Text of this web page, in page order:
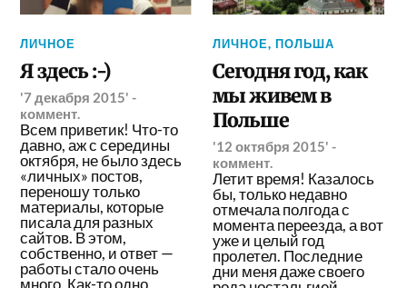
ЛИЧНОЕ
Я здесь :-)
'7 декабря 2015' -
коммент.
Всем приветик! Что-то
давно, аж с середины
октября, не было здесь
«личных» постов,
переношу только
материалы, которые
писала для разных
сайтов. В этом,
собственно, и ответ —
работы стало очень
много. Как-то одно,
ЛИЧНОЕ,ПОЛЬША
Сегодня год, как
мы живем в
Польше
'12 октября 2015' -
коммент.
Летит время! Казалось
бы, только недавно
отмечала полгода с
момента переезда, а вот
уже и целый год
пролетел. Последние
дни меня даже своего